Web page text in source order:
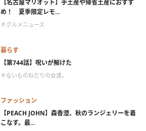
【名古屋マリオット】手土産や帰省土産におすす
め！ 夏季限定レモ...
＃グルメニュース
暮らす
【第744話】呪いが解けた
＃ないものねだりの女達。
ファッション
【PEACH JOHN】森香澄、秋のランジェリーを着
こなす。最...